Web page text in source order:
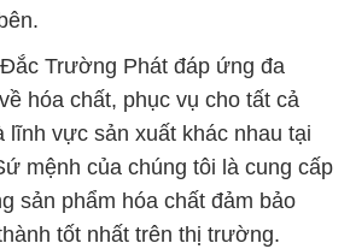
Trường Phát đáp ứng đa
hóa chất, phục vụ cho tất cả
lĩnh vực sản xuất khác nhau tại
mệnh của chúng tôi là cung cấp
sản phẩm hóa chất đảm bảo
tốt nhất trên thị trường.